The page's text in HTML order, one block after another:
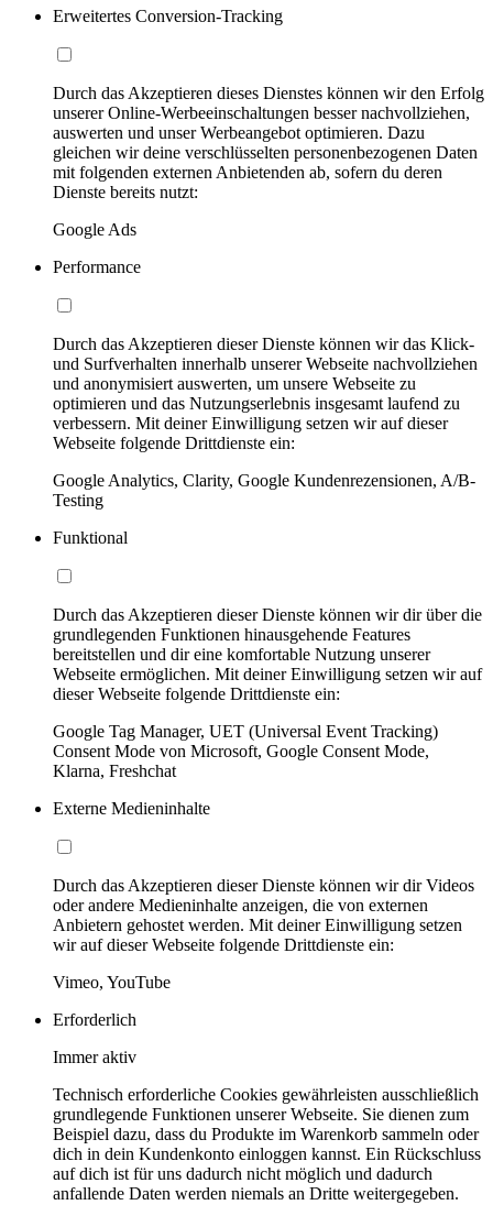
Erweitertes Conversion-Tracking
Durch das Akzeptieren dieses Dienstes können wir den Erfolg
unserer Online-Werbeeinschaltungen besser nachvollziehen,
auswerten und unser Werbeangebot optimieren. Dazu
gleichen wir deine verschlüsselten personenbezogenen Daten
mit folgenden externen Anbietenden ab, sofern du deren
Dienste bereits nutzt:
Google Ads
Performance
Durch das Akzeptieren dieser Dienste können wir das Klick-
und Surfverhalten innerhalb unserer Webseite nachvollziehen
und anonymisiert auswerten, um unsere Webseite zu
optimieren und das Nutzungserlebnis insgesamt laufend zu
verbessern. Mit deiner Einwilligung setzen wir auf dieser
Webseite folgende Drittdienste ein:
Google Analytics, Clarity, Google Kundenrezensionen, A/B-
Testing
Funktional
Durch das Akzeptieren dieser Dienste können wir dir über die
grundlegenden Funktionen hinausgehende Features
bereitstellen und dir eine komfortable Nutzung unserer
Webseite ermöglichen. Mit deiner Einwilligung setzen wir auf
dieser Webseite folgende Drittdienste ein:
Google Tag Manager, UET (Universal Event Tracking)
Consent Mode von Microsoft, Google Consent Mode,
Klarna, Freshchat
Externe Medieninhalte
Durch das Akzeptieren dieser Dienste können wir dir Videos
oder andere Medieninhalte anzeigen, die von externen
Anbietern gehostet werden. Mit deiner Einwilligung setzen
wir auf dieser Webseite folgende Drittdienste ein:
Vimeo, YouTube
Erforderlich
Immer aktiv
Technisch erforderliche Cookies gewährleisten ausschließlich
grundlegende Funktionen unserer Webseite. Sie dienen zum
Beispiel dazu, dass du Produkte im Warenkorb sammeln oder
dich in dein Kundenkonto einloggen kannst. Ein Rückschluss
auf dich ist für uns dadurch nicht möglich und dadurch
anfallende Daten werden niemals an Dritte weitergegeben.